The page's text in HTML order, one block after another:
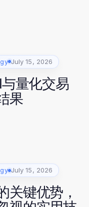
July 15, 2026
量化交易
果
July 15, 2026
关键优势，